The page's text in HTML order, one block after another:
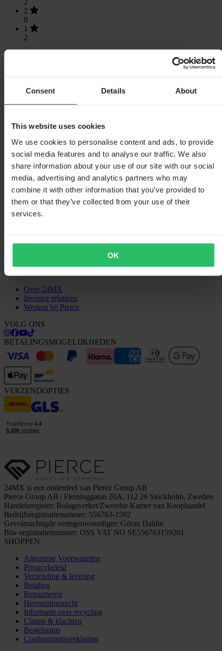
Consent Details About
This website uses cookies
We use cookies to personalise content and ads, to provide
social media features and to analyse our traffic. We also
share information about your use of our site with our social
media, advertising and analytics partners who may
combine it with other information that you’ve provided to
them or that they’ve collected from your use of their
services.
OK
2
2
0
1
2
Laden...
Privacybeleid
Verzending & levering
Betaling
Retourneren
Herroepingsrecht
Informatie over recycling
Claims & klachten
Bestelstatus
Conformiteitsverklaring
Vragen & antwoorden
Contact met klantenservice
OVER ONS
Over 24MX
Investor relations
Werken bij Pierce
VOLG ONS
BETALINGSMOGELIJKHEDEN
VERZENDOPTIES
24MX is een onderdeel van Pierce Group AB
Pierce Group AB | Fleminggatan 20A, 112 26 Stockholm, Zweden
Handelsregister: Bolagsverket/Zweedse Kamer van Koophandel
Bedrijfsregistratienummer: 556763-1592
Gevolmachtigde vertegenwoordiger: Göran Dahlin
Btw-registratienummer: OSS VAT NO SE556763159201
SHOPPEN
Algemene Voorwaarden
Privacybeleid
Verzending & levering
Betaling
Retourneren
Herroepingsrecht
Informatie over recycling
Claims & klachten
Bestelstatus
Conformiteitsverklaring